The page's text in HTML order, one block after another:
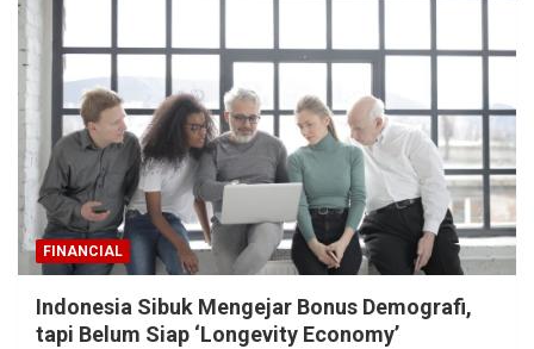
FINANCIAL
Indonesia Sibuk Mengejar Bonus Demografi,
tapi Belum Siap ‘Longevity Economy’